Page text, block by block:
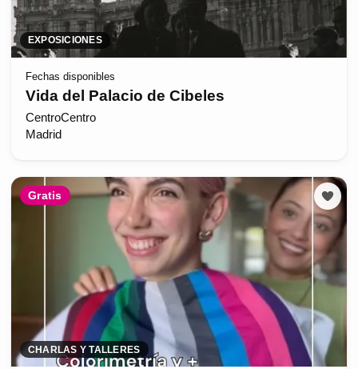
EXPOSICIONES
Fechas disponibles
Vida del Palacio de Cibeles
CentroCentro
Madrid
Gratis
CHARLAS Y TALLERES